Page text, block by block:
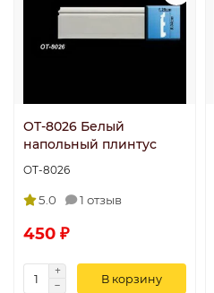
OT-8026 Белый
напольный плинтус
OT-8026
5.0 1 отзыв
450 ₽
В корзину